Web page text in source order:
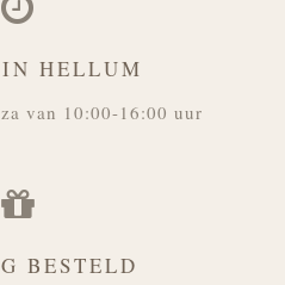
HELLUM
van 10:00-16:00 uur
BESTELD